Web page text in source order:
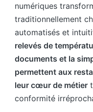
numériques
traditionnellement
automatisés et
relevés de
documents et la
permettent aux
leur cœur de métier
conformité